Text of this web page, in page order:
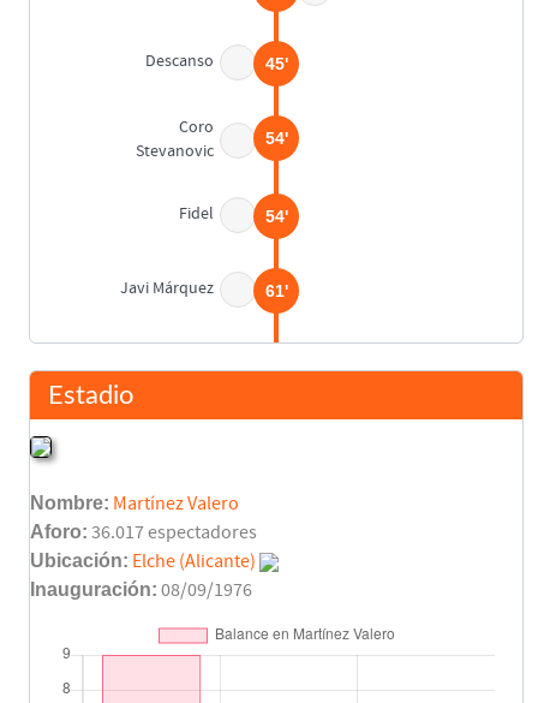
Descanso 45'
Coro
Stevanovic
54'
Fidel 54'
Javi Márquez 61'
Javi Márquez
Estadio
Nombre: Martínez Valero
Aforo: 36.017 espectadores
Ubicación: Elche (Alicante)
Inauguración: 08/09/1976